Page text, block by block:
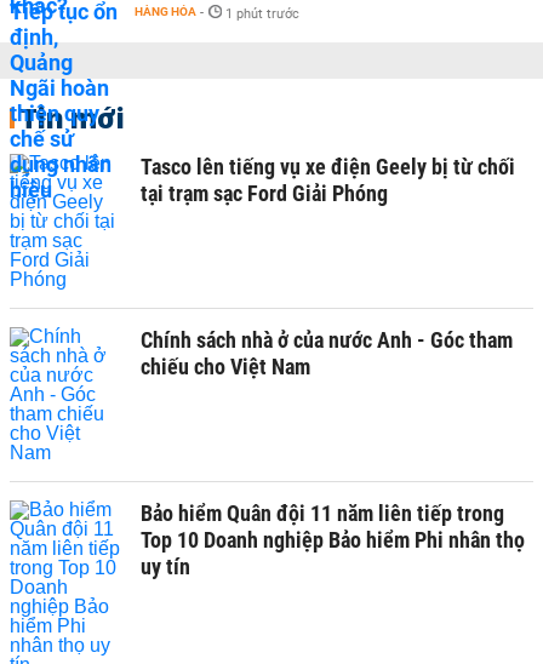
HÀNG HÓA - 1 phút trước
Tin mới
Tasco lên tiếng vụ xe điện Geely bị từ chối
tại trạm sạc Ford Giải Phóng
Chính sách nhà ở của nước Anh - Góc tham
chiếu cho Việt Nam
Bảo hiểm Quân đội 11 năm liên tiếp trong
Top 10 Doanh nghiệp Bảo hiểm Phi nhân thọ
uy tín